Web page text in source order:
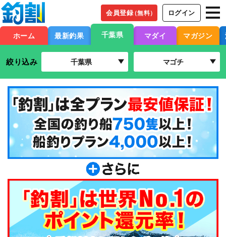
会員登録（無料） ログイン
ホーム 最新釣果 千葉県 マダイ マガジン
絞り込み 千葉県 マゴチ